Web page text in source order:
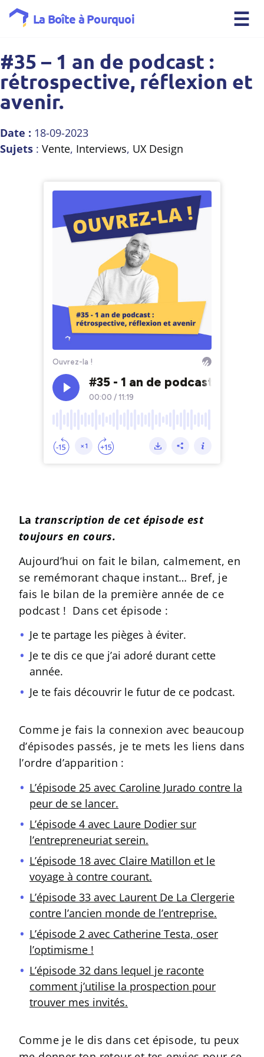
La Boîte à Pourquoi ☰
#35 – 1 an de podcast :
rétrospective, réflexion et
avenir.
Date : 18-09-2023
Sujets : Vente, Interviews, UX Design
La transcription de cet épisode est
toujours en cours.
Aujourd’hui on fait le bilan, calmement, en
se remémorant chaque instant… Bref, je
fais le bilan de la première année de ce
podcast ! Dans cet épisode :
Je te partage les pièges à éviter.
Je te dis ce que j’ai adoré durant cette
année.
Je te fais découvrir le futur de ce podcast.
Comme je fais la connexion avec beaucoup
d’épisodes passés, je te mets les liens dans
l’ordre d’apparition :
L’épisode 25 avec Caroline Jurado contre la
peur de se lancer.
L’épisode 4 avec Laure Dodier sur
l’entrepreneuriat serein.
L’épisode 18 avec Claire Matillon et le
voyage à contre courant.
L’épisode 33 avec Laurent De La Clergerie
contre l’ancien monde de l’entreprise.
L’épisode 2 avec Catherine Testa, oser
l’optimisme !
L’épisode 32 dans lequel je raconte
comment j’utilise la prospection pour
trouver mes invités.
Comme je le dis dans cet épisode, tu peux